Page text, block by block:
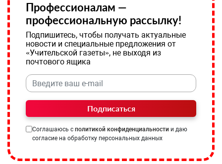
Профессионалам —
профессиональную рассылку!
Подпишитесь, чтобы получать актуальные
новости и специальные предложения от
«Учительской газеты», не выходя из
почтового ящика
Подписаться
Соглашаюсь с политикой конфиденциальности и даю
согласие на обработку персональных данных